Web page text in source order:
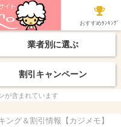
エリアから探す
業者別に選ぶ
割引キャンペーン
が含まれています
ング＆割引情報【カジメモ】
おすすめﾗﾝｷﾝｸﾞ